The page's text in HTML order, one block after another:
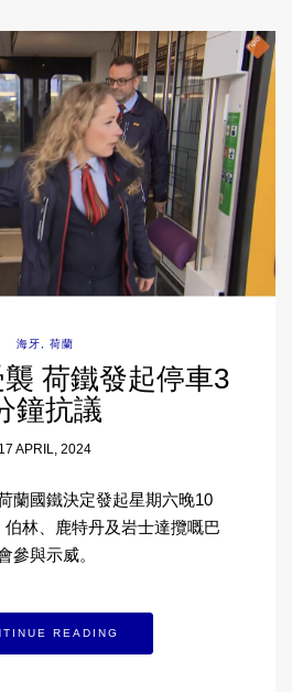
海牙, 荷蘭
荷鐵發起停車3
鐘抗議
17 APRIL, 2024
蘭國鐵決定發起星期六晚10
林、鹿特丹及岩士達攬嘅巴
參與示威。
READING